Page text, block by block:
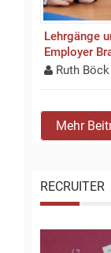
Lehrgänge
Employer
Ruth
Mehr
RECRUITER